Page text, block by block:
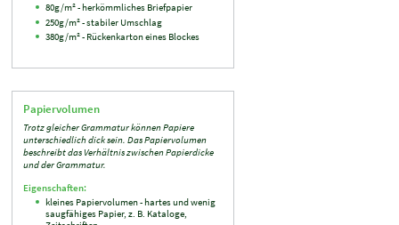
80g/m² - herkömmliches Briefpapier
250g/m² - stabiler Umschlag
380g/m² - Rückenkarton eines Blockes
Papiervolumen
Trotz gleicher Grammatur können Papiere
unterschiedlich dick sein. Das Papiervolumen
beschreibt das Verhältnis zwischen Papierdicke
und der Grammatur.
Eigenschaften:
kleines Papiervolumen - hartes und wenig
saugfähiges Papier, z. B. Kataloge,